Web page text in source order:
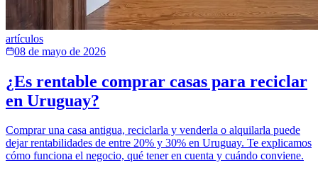
artículos
08 de mayo de 2026
¿Es rentable comprar casas para reciclar
en Uruguay?
Comprar una casa antigua, reciclarla y venderla o alquilarla puede
dejar rentabilidades de entre 20% y 30% en Uruguay. Te explicamos
cómo funciona el negocio, qué tener en cuenta y cuándo conviene.